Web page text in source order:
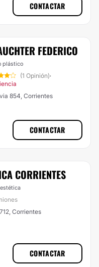
CONTACTAR
FEDERICO
plástico
(1 Opinión)·
854, Corrientes
CONTACTAR
CORRIENTES
Corrientes
CONTACTAR